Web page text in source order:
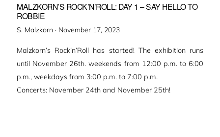
MALZKORN’S ROCK’N’ROLL: DAY 1 – SAY HELLO TO
ROBBIE
S. Malzkorn · Veröffentlicht
November 17, 2023
Malzkorn’s Rock’n’Roll has started! The exhibition runs
until November 26th. weekends from 12:00 p.m. to 6:00
p.m., weekdays from 3:00 p.m. to 7:00 p.m.
Concerts: November 24th and November 25th!